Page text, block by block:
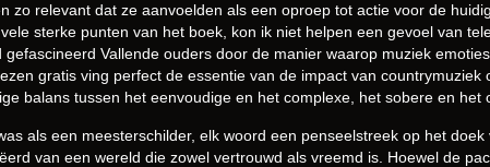
zo relevant dat ze aanvoelden als een oproep tot actie voor de
sterke punten van het boek, kon ik niet helpen een gevoel van
Vallende ouders door de manier waarop muziek
gratis ving perfect de essentie van de impact van
balans tussen het eenvoudige en het complexe, het sobere en het
als een meesterschilder, elk woord een penseelstreek op het
van een wereld die zowel vertrouwd als vreemd is. Hoewel de